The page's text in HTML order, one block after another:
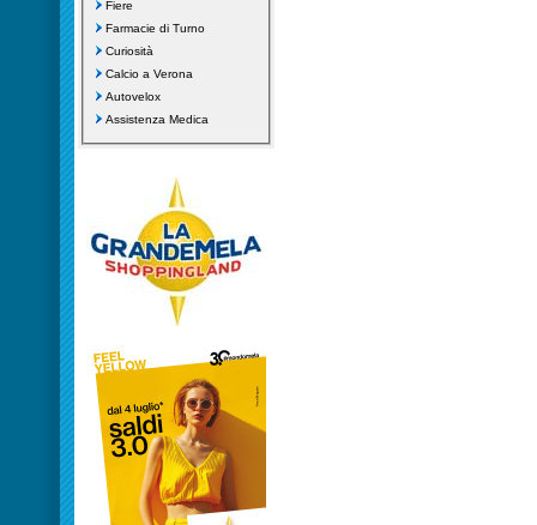
Fiere
Farmacie di Turno
Curiosità
Calcio a Verona
Autovelox
Assistenza Medica